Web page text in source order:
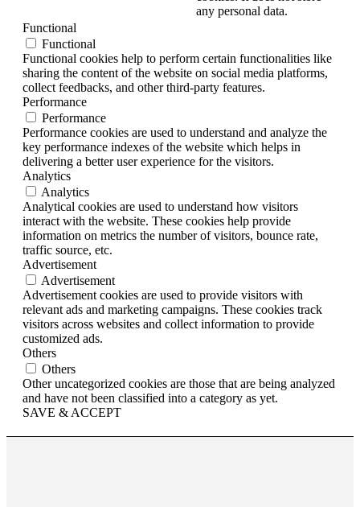
any personal data.
Functional
Functional
Functional cookies help to perform certain functionalities like
sharing the content of the website on social media platforms,
collect feedbacks, and other third-party features.
Performance
Performance
Performance cookies are used to understand and analyze the
key performance indexes of the website which helps in
delivering a better user experience for the visitors.
Analytics
Analytics
Analytical cookies are used to understand how visitors
interact with the website. These cookies help provide
information on metrics the number of visitors, bounce rate,
traffic source, etc.
Advertisement
Advertisement
Advertisement cookies are used to provide visitors with
relevant ads and marketing campaigns. These cookies track
visitors across websites and collect information to provide
customized ads.
Others
Others
Other uncategorized cookies are those that are being analyzed
and have not been classified into a category as yet.
SAVE & ACCEPT